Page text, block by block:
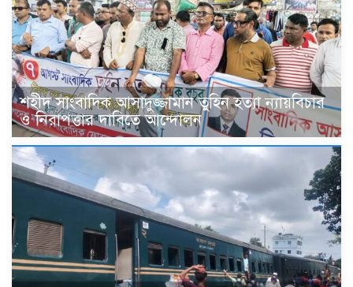
শহীদ সাংবাদিক আসাদুজ্জামান তুহিন হত্যা ন্যায়বিচার
ও নিরাপত্তার দাবিতে আন্দোলন